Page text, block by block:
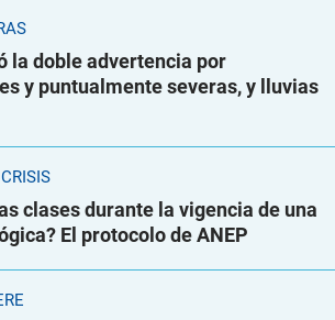
la doble advertencia por
y puntualmente severas, y lluvias
clases durante la vigencia de una
El protocolo de ANEP